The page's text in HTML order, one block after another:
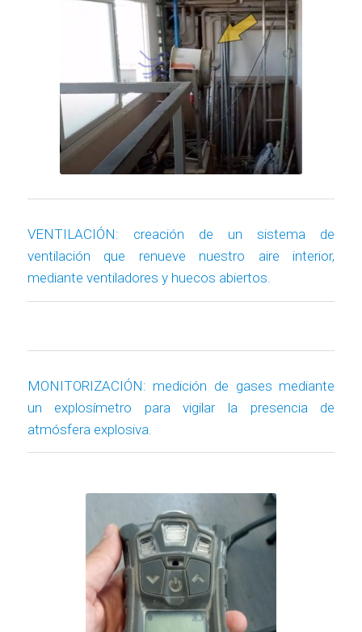
VENTILACIÓN: creación de un sistema de
ventilación que renueve nuestro aire interior,
mediante ventiladores y huecos abiertos.
MONITORIZACIÓN: medición de gases mediante
un explosímetro para vigilar la presencia de
atmósfera explosiva.